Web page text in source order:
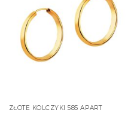
ZŁOTE KOLCZYKI 585 APART